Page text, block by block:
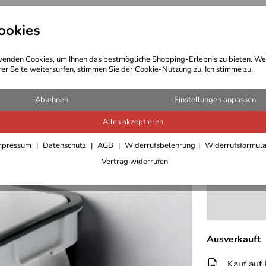
Cookies, um Ihnen das bestmögliche Shopping-Erlebnis zu bieten.
Seite weitersurfen, stimmen Sie der Cookie-Nutzung zu. Ich stimme zu.
Ablehnen Einstellungen anpassen
Alles akzeptieren
Datenschutz AGB Widerrufsbelehrung
Vertrag widerrufen
Bekleidung Outdoor Ausrüstung
Brunner
8,50 €
inkl. 19% MwSt.,
Ausverkauft